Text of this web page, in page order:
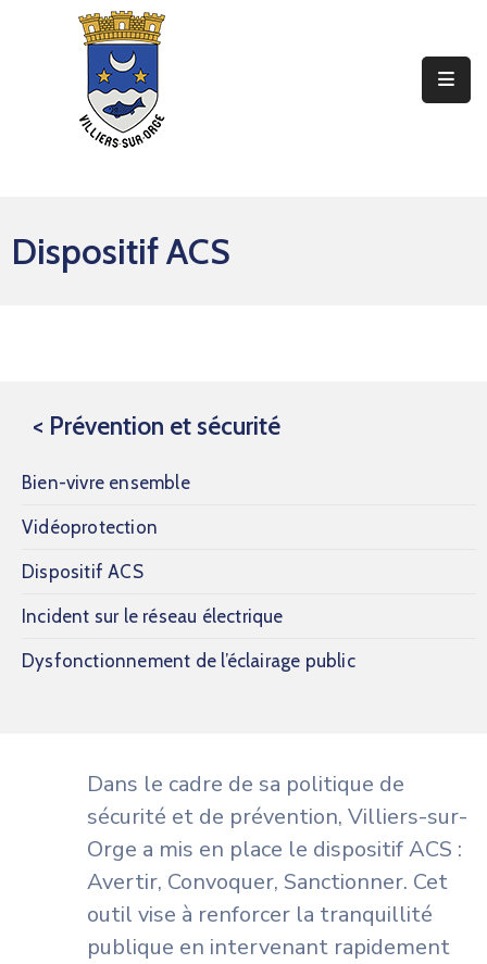
Mes
Sorties
Dispositif ACS
< Prévention et sécurité
Bien-vivre ensemble
Vidéoprotection
Dispositif ACS
Incident sur le réseau électrique
Dysfonctionnement de l’éclairage public
Dans le cadre de sa politique de
sécurité et de prévention, Villiers-sur-
Orge a mis en place le dispositif ACS :
Avertir, Convoquer, Sanctionner. Cet
outil vise à renforcer la tranquillité
publique en intervenant rapidement